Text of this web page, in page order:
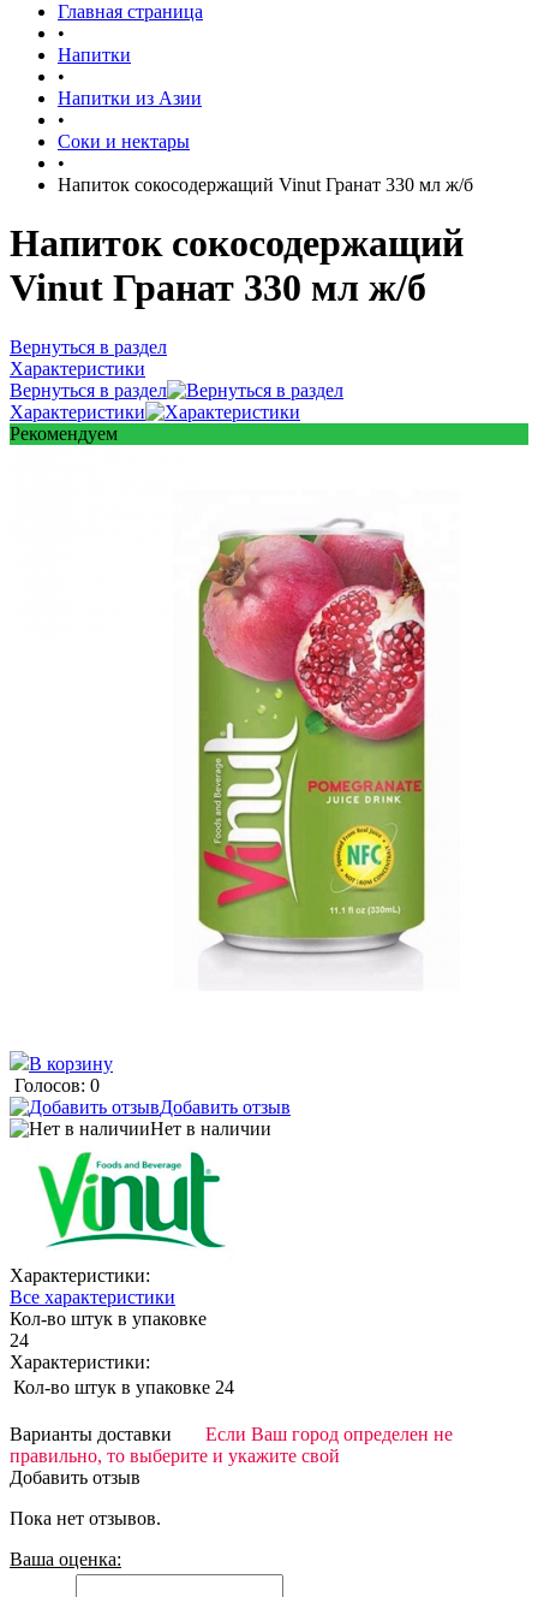
Главная страница
•
Напитки
•
Напитки из Азии
•
Соки и нектары
•
Напиток сокосодержащий Vinut Гранат 330 мл ж/б
Напиток сокосодержащий
Vinut Гранат 330 мл ж/б
Вернуться в раздел
Характеристики
Вернуться в раздел
Характеристики
Рекомендуем
В корзину
Голосов: 0
Добавить отзыв
Нет в наличии
Характеристики:
Все характеристики
Кол-во штук в упаковке
24
Характеристики:
Кол-во штук в упаковке 24
Варианты доставки
Если Ваш город определен не
правильно, то выберите и укажите свой
Добавить отзыв
Пока нет отзывов.
Ваша оценка: